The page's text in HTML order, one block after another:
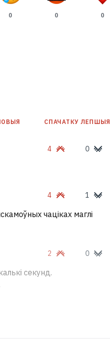
0 0 0
СПАЧАТКУ ЛЕПШЫЯ
4 0
4 1
чаціках маглі
2 0
секунд.